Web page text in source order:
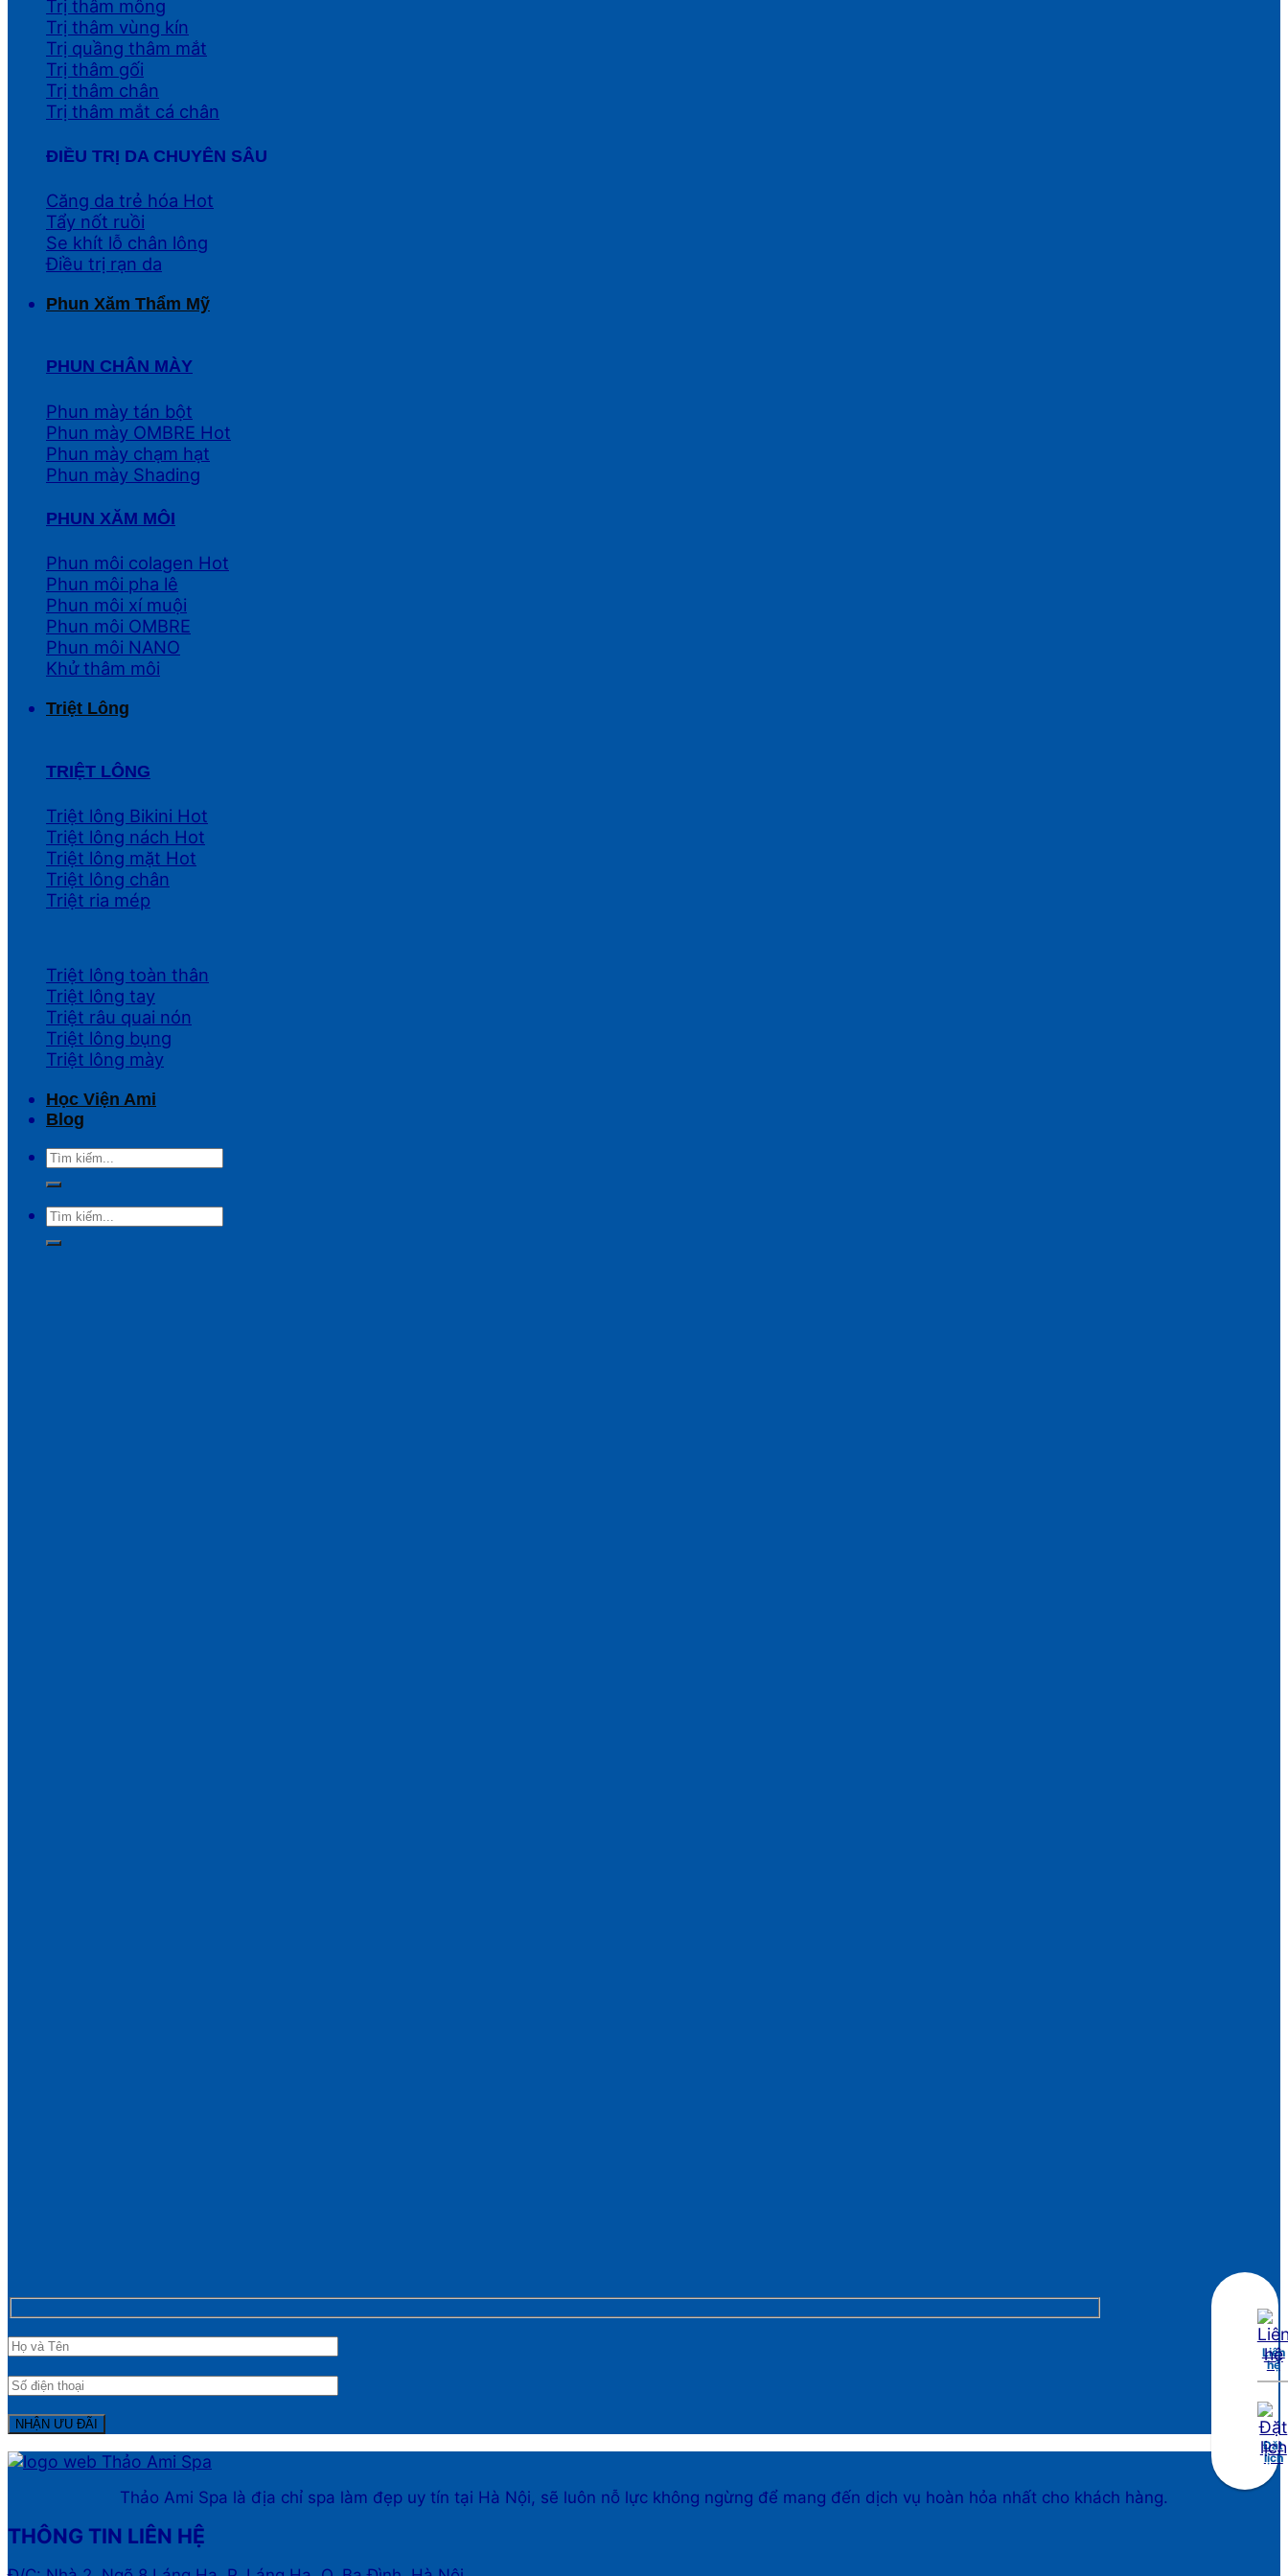
Trị thâm mông
Trị thâm vùng kín
Trị quầng thâm mắt
Trị thâm gối
Trị thâm chân
Trị thâm mắt cá chân
ĐIỀU TRỊ DA CHUYÊN SÂU
Căng da trẻ hóa
Tẩy nốt ruồi
Se khít lỗ chân lông
Điều trị rạn da
Phun Xăm Thẩm Mỹ
PHUN CHÂN MÀY
Phun mày tán bột
Phun mày OMBRE
Phun mày chạm hạt
Phun mày Shading
PHUN XĂM MÔI
Phun môi colagen
Phun môi pha lê
Phun môi xí muội
Phun môi OMBRE
Phun môi NANO
Khử thâm môi
Triệt Lông
TRIỆT LÔNG
Triệt lông Bikini
Triệt lông nách
Triệt lông mặt
Triệt lông chân
Triệt ria mép
Triệt lông toàn thân
Triệt lông tay
Triệt râu quai nón
Triệt lông bụng
Triệt lông mày
Học Viện Ami
Blog
Thảo Ami Spa là địa chỉ spa làm đẹp uy tín tại Hà Nội, sẽ luôn nỗ lực không ngừng để mang đến dịch vụ hoàn hỏa nhất cho khách hàng.
THÔNG TIN LIÊN HỆ
Liên
hệ
Đặt
lịch